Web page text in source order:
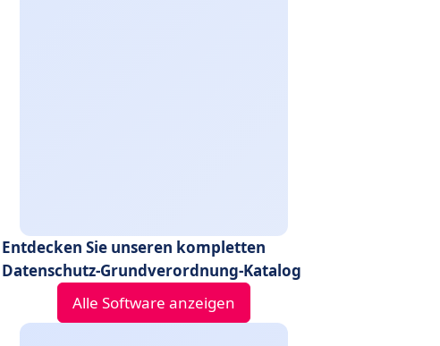
Entdecken Sie unseren kompletten
Datenschutz-Grundverordnung-Katalog
Alle Software anzeigen